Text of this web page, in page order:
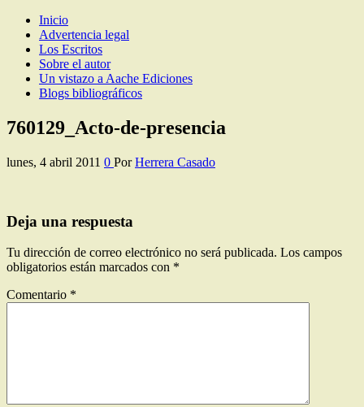
Los Escritos de Herrera Casado
Artículos y comentarios sobre Guadalajara
Inicio
Advertencia legal
Los Escritos
Sobre el autor
Un vistazo a Aache Ediciones
Blogs bibliográficos
760129_Acto-de-presencia
lunes, 4 abril 2011 0 Por Herrera Casado
Deja una respuesta
Tu dirección de correo electrónico no será publicada. Los campos
obligatorios están marcados con *
Comentario *